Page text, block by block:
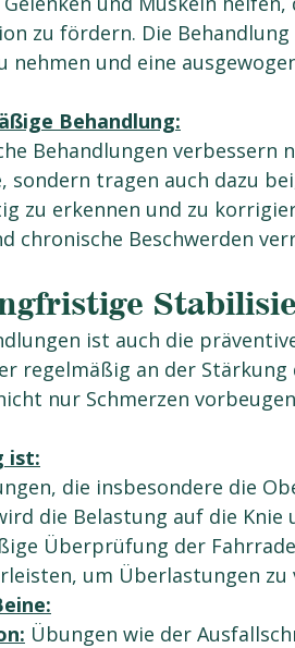
zu fördern. Die
nehmen und eine
Behandlung:
Behandlungen verbessern
sondern tragen auch dazu
zu erkennen und zu
chronische Beschwerden
ist auch die
regelmäßig an der
nur Schmerzen
ist:
die insbesondere die
die Belastung auf die
Überprüfung der
um Überlastungen zu
Übungen wie der